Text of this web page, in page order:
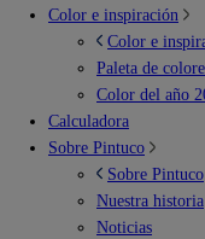
Color e inspiración
Color e
Paleta de
Color del año
Calculadora
Sobre Pintuco
Sobre Pintuco
Nuestra historia
Noticias